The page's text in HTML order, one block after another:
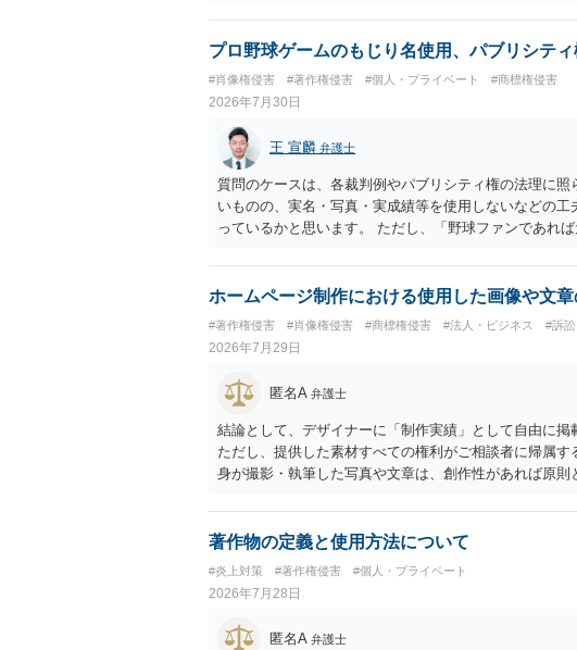
の計算がすべて損害とならないかと思いますので、損
ださい。
プロ野球ゲームのもじり名使用、パブリシティ
#肖像権侵害 #著作権侵害 #個人・プライベート #商標権侵害
2026年7月30日
王 宣麟 弁護士
質問のケースは、各裁判例やパブリシティ権の法理に
いものの、実名・写真・実成績等を使用しないなどの
っているかと思います。 ただし、「野球ファンであれ
す。 また、広告収益の有無は、侵害判断に一定の影響
ません。 パブリシティ権侵害の成否は、主に「専ら顧
ではありません。完全無償・非営利であれば「表現の
能性があります。一方、広告収益がある場合は「商業
性があります。 公開前に変更・確認しておく事項につ
かと思うので、資料等を持参の上、弁護士に相談される
ホームページ制作における使用した画像や文
#著作権侵害 #肖像権侵害 #商標権侵害 #法人・ビジネス #訴
2026年7月29日
匿名A 弁護士
結論として、デザイナーに「制作実績」として自由に掲
ただし、提供した素材すべての権利がご相談者に帰属
身が撮影・執筆した写真や文章は、創作性があれば原
ません。ただし、ロゴに独自の図形やイラスト等が含
性があります。 また、人物写真の著作権は撮影者に、
制作したイラストやバナー等は別として、一般的なレイ
に沿って配置した部分には、通常、著作物性は認めら
一部に創作性が認められても、その権利は当該部分に
著作物の定義と使用方法について
#炎上対策 #著作権侵害 #個人・プライベート
2026年7月28日
匿名A 弁護士